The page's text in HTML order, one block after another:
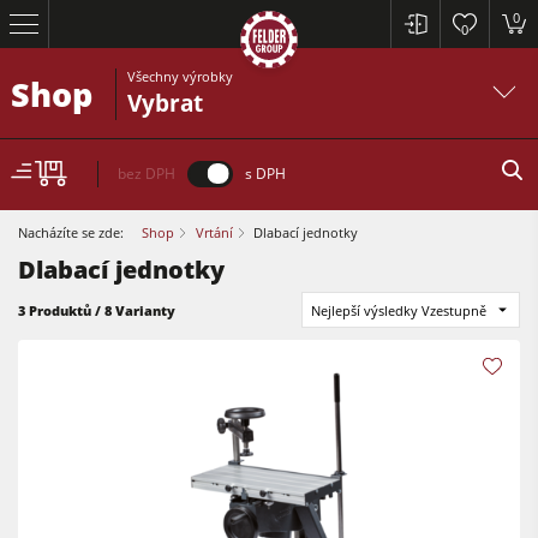
0
0
Formátovací pily
Okružní pily s frézkou
Kombinované dřevoobráběcí stroje
CNC obráběcí centra
Tloušťkovací a srovnávcí frézky
Shop Všechny výrobky
Vybrat
bez DPH s DPH
Nacházíte se zde: Shop Vrtání Dlabací jednotky
Dlabací jednotky
3 Produktů / 8 Varianty Nejlepší výsledky Vzestupně